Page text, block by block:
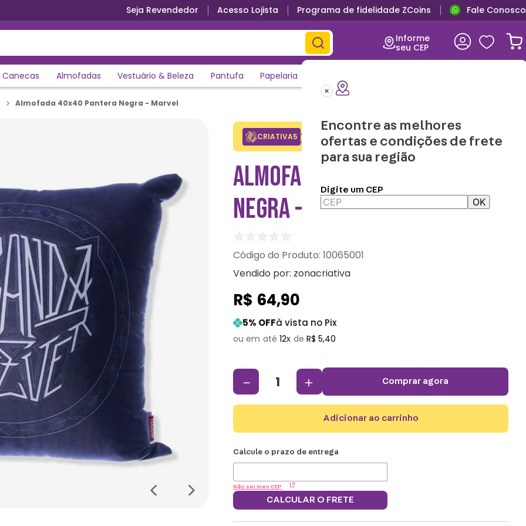
Seja Revendedor Acesso Lojista Programa de fidelidade ZCoins Fale Conosco
Informe
seu CEP
Encontre as melhores
ofertas e condições de frete
para sua região
Digite um CEP
OK
Canecas Almofadas Vestuário & Beleza Pantufa Papelaria
Almofada 40x40 Pantera Negra - Marvel
CRIATIVA5 Adicione o cupom no carrinho e
ganhe desconto na 1a compra.
Copiar
ALMOFADA 40X40 PANTERA
NEGRA - MARVEL
:10065001
Vendido por: zonacriativa
R$ 64,90
5% OFFà vista no Pix
12 R$ 5,40
＋
－ comprar agora
adicionar ao carrinho
Não sei meu CEP
CALCULAR O FRETE